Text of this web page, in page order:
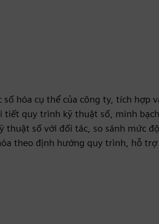
số hóa cụ thể của công ty, tích
tiết quy trình kỹ thuật số, minh
thuật số với đối tác, so sánh mức
theo định hướng quy trình, hỗ